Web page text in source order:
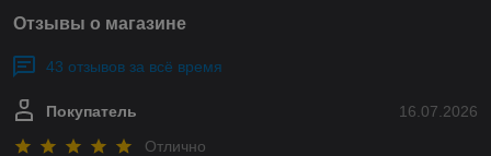
Отзывы о магазине
43 отзывов за всё время
16.07.2026
Покупатель
Отлично